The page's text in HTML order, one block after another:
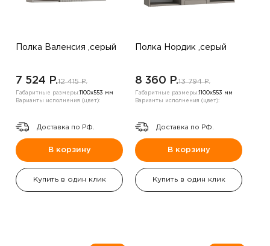
Полка Валенсия ,серый
7 524 P.12 415 P.
Габаритные размеры: 1100х553 мм
Варианты исполнения (цвет):
Доставка по РФ.
В корзину
Купить в один клик
Полка Нордик ,серый
8 360 P.13 794 P.
Габаритные размеры: 1100х553 мм
Варианты исполнения (цвет):
Доставка по РФ.
В корзину
Купить в один клик